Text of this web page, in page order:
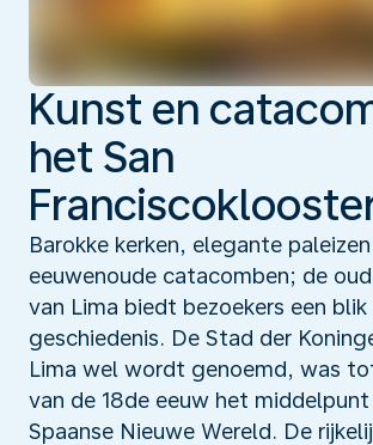
Kunst en
het San
Barokke kerken, elegante
eeuwenoude catacomben; de
van Lima biedt bezoekers een
geschiedenis. De Stad der
Lima wel wordt genoemd, was
van de 18de eeuw het
Spaanse Nieuwe Wereld. De